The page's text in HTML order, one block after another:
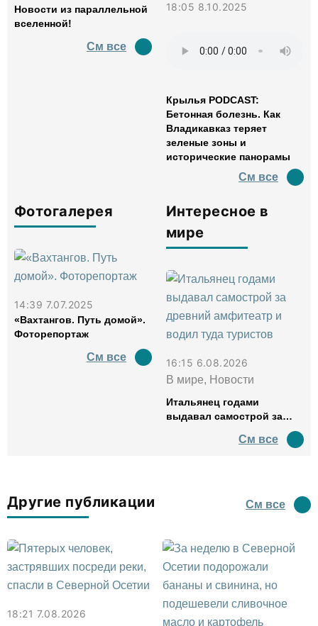
Новости из параллельной
вселенной!
См все
18:05 8.10.2025
Крылья PODCAST:
Бетонная болезнь. Как
Владикавказ теряет
зеленые зоны и
исторические панорамы
См все
Фотогалерея
14:39 7.07.2025
«Вахтангов. Путь домой».
Фоторепортаж
См все
Интересное в
мире
16:15 6.08.2026
В мире, Новости
Итальянец годами
выдавал самострой за
водил туда туристов
См все
Другие публикации См все
18:21 7.08.2026